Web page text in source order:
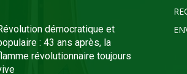
démocratique et
: 43 ans après, la
révolutionnaire toujours